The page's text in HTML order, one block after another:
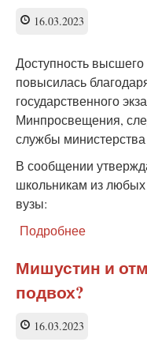
16.03.2023
Доступность
повысилась
государственного
Минпросвещения,
службы министерства
В сообщении
школьникам из
вузы:
Подробнее
считают,
Мишустин и
подвох?
16.03.2023